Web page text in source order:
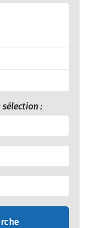
sélection :